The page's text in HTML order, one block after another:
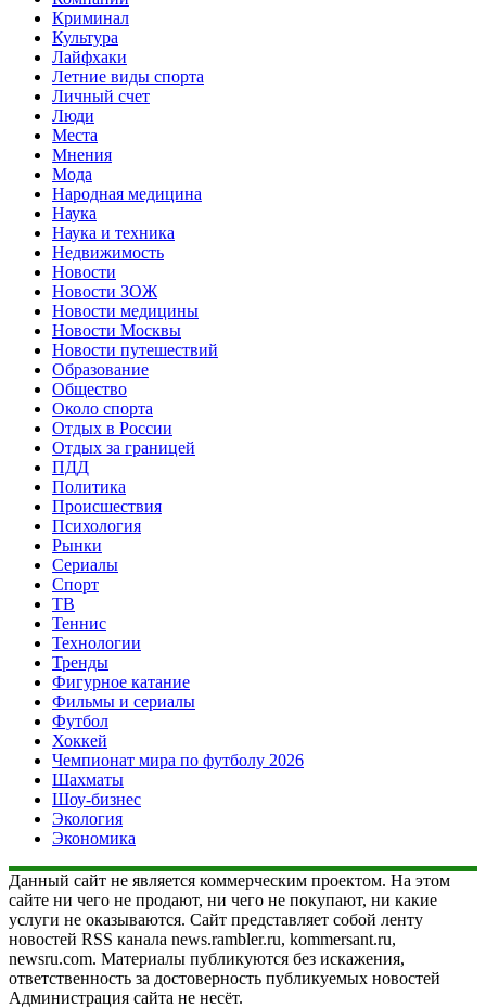
Криминал
Культура
Лайфхаки
Летние виды спорта
Личный счет
Люди
Места
Мнения
Мода
Народная медицина
Наука
Наука и техника
Недвижимость
Новости
Новости ЗОЖ
Новости медицины
Новости Москвы
Новости путешествий
Образование
Общество
Около спорта
Отдых в России
Отдых за границей
ПДД
Политика
Происшествия
Психология
Рынки
Сериалы
Спорт
ТВ
Теннис
Технологии
Тренды
Фигурное катание
Фильмы и сериалы
Футбол
Хоккей
Чемпионат мира по футболу 2026
Шахматы
Шоу-бизнес
Экология
Экономика
Данный сайт не является коммерческим проектом. На этом
сайте ни чего не продают, ни чего не покупают, ни какие
услуги не оказываются. Сайт представляет собой ленту
новостей RSS канала news.rambler.ru, kommersant.ru,
newsru.com. Материалы публикуются без искажения,
ответственность за достоверность публикуемых новостей
Администрация сайта не несёт.